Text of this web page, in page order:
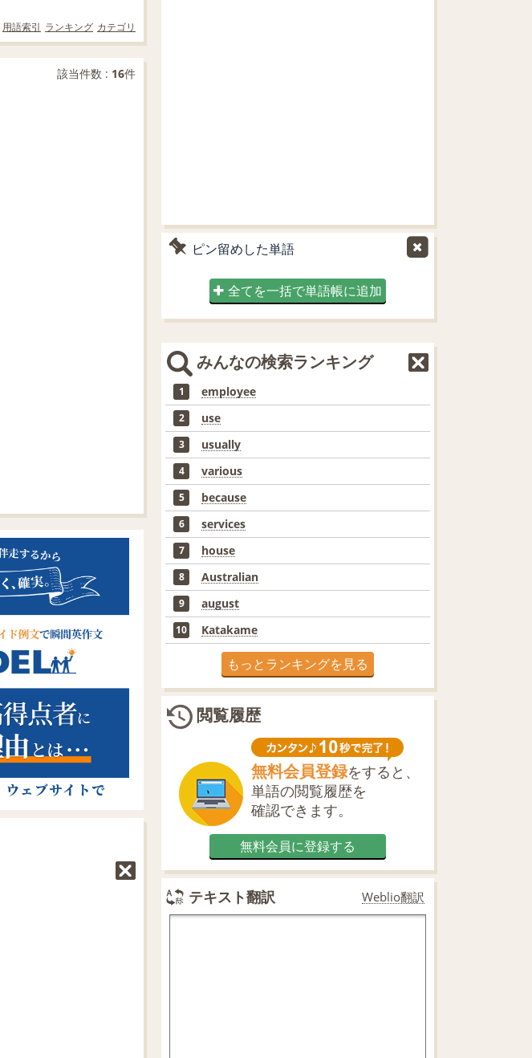
用語索引 ランキング カテゴリ
該当件数 : 16件
ピン留めした単語
全てを一括で単語帳に追加
みんなの検索ランキング
1 employee
2 use
3 usually
4 various
5 because
6 services
7 house
8 Australian
9 august
10 Katakame
もっとランキングを見る
閲覧履歴
無料会員登録をすると、
単語の閲覧履歴を
確認できます。
無料会員に登録する
テキスト翻訳 Weblio翻訳